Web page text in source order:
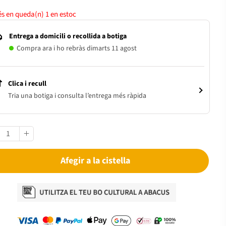
en queda(n) 1en estoc
Entrega a domicili o recollida a botiga
Compra ara i ho rebràs dimarts 11 agost
Clica i recull
Tria una botiga i consulta l’entrega més ràpida
Afegir a la cistella